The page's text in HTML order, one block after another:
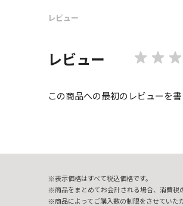
レビュー
レビュー
この商品への最初のレビューを
表示価格はすべて税込価格です。
商品をまとめてお会計される場合、消費
商品によってご購入数の制限をさせていた